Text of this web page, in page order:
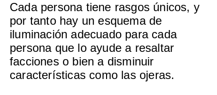
Cada persona tiene rasgos únicos, y
por tanto hay un esquema de
iluminación adecuado para cada
persona que lo ayude a resaltar
facciones o bien a disminuir
características como las ojeras.